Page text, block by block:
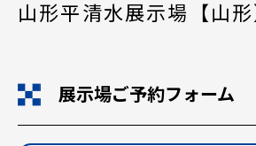
山形平清水展示場【山形
展示場ご予約フォーム